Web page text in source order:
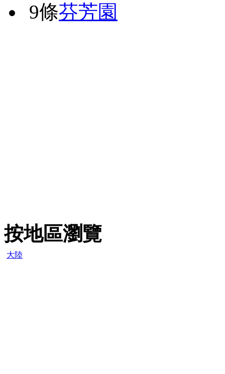
9條芬芳園
按地區瀏覽
大陸